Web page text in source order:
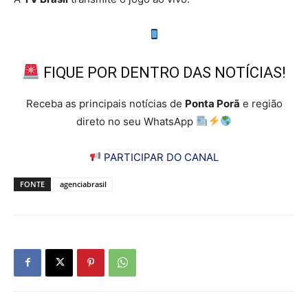
FIQUE POR DENTRO DAS NOTÍCIAS!
Receba as principais notícias de Ponta Porã e região
direto no seu WhatsApp
PARTICIPAR DO CANAL
FONTE agenciabrasil